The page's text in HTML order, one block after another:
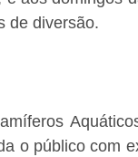
de diversão.
o público com